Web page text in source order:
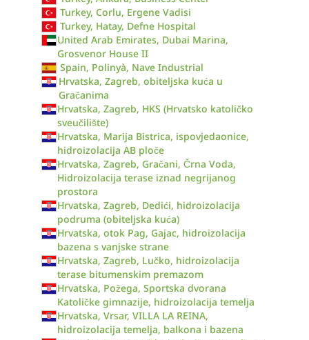
Turkey, Corlu, Ergene Vadisi
Turkey, Hatay, Defne Hospital
United Arab Emirates, Dubai Marina,
Grosvenor House II
Spain, Polinyà, Nave Industrial
Hrvatska, Zagreb, obiteljska kuća u
Gračanima
Hrvatska, Zagreb, HKS (Hrvatsko katoličko
sveučilište)
Hrvatska, Marija Bistrica, ispovjedaonice,
hidroizolacija AB ploče
Hrvatska, Zagreb, Gračani, Črna Voda,
Hidroizolacija terase iznad negrijanog
prostora
Hrvatska, Zagreb, Dedići, hidroizolacija
podruma (obiteljska kuća)
Hrvatska, otok Pag, Gajac, hidroizolacija
bazena s vanjske strane
Hrvatska, Zagreb, Lučko, hidroizolacija
terase bitumenskim premazom
Hrvatska, Požega, Sportska dvorana
Katoličke gimnazije, hidroizolacija temelja
Hrvatska, Vrsar, VILLA LA REINA,
hidroizolacija temelja, balkona i bazena